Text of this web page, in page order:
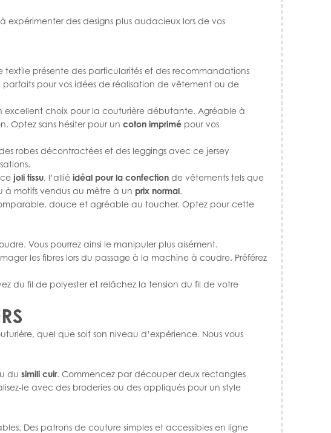
expérimenter des designs plus audacieux lors de vos
textile présente des particularités et des recommandations
pour vos idées de réalisation de vêtement ou de
choix pour la couturière débutante. Agréable à
Optez sans hésiter pour un coton imprimé pour vos
robes décontractées et des leggings avec ce jersey
joli tissu, l’allié idéal pour la confection de vêtements tels que
à motifs vendus au mètre à un prix normal.
douce et agréable au toucher. Optez pour cette
Vous pourrez ainsi le manipuler plus aisément.
les fibres lors du passage à la machine à coudre. Préférez
du fil de polyester et relâchez la tension du fil de votre
quel que soit son niveau d’expérience. Nous vous
du simili cuir. Commencez par découper deux rectangles
le avec des broderies ou des appliqués pour un style
Des patrons de couture simples et accessibles en ligne